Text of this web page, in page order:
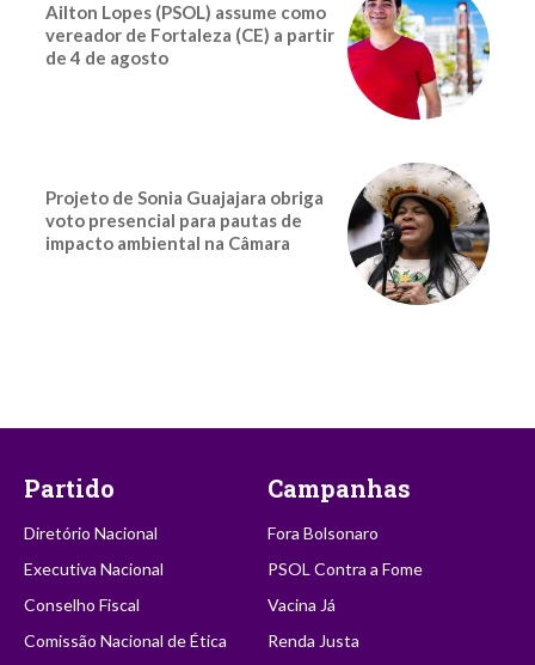
Ailton Lopes (PSOL) assume como
vereador de Fortaleza (CE) a partir
de 4 de agosto
Projeto de Sonia Guajajara obriga
voto presencial para pautas de
impacto ambiental na Câmara
Partido
Diretório Nacional
Executiva Nacional
Conselho Fiscal
Comissão Nacional de Ética
Campanhas
Fora Bolsonaro
PSOL Contra a Fome
Vacina Já
Renda Justa